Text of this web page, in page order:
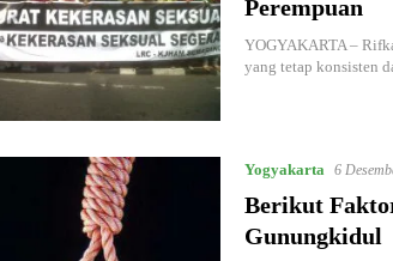
Perempuan
YOGYAKARTA –
yang tetap konsisten
Yogyakarta 6
Berikut
Gunungkidul